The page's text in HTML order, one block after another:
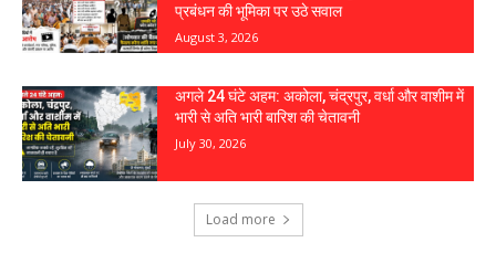
प्रबंधन की भूमिका पर उठे सवाल
August 3, 2026
अगले 24 घंटे अहम: अकोला, चंद्रपुर, वर्धा और वाशीम में
भारी से अति भारी बारिश की चेतावनी
July 30, 2026
Load more